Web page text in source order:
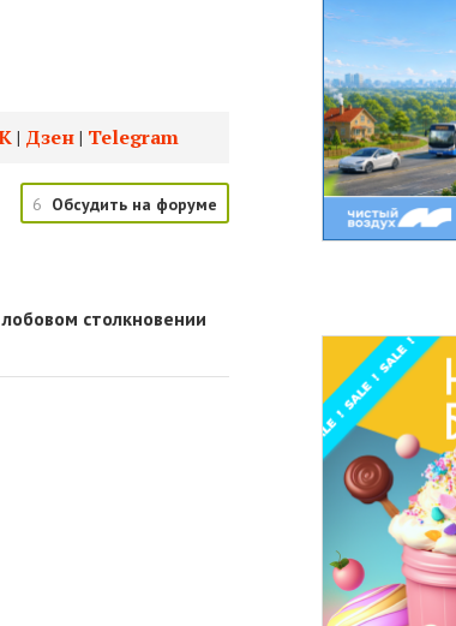
| Дзен| Telegram
6 Обсудить на форуме
столкновении